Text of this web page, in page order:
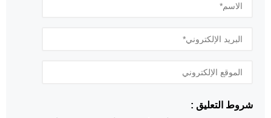
شروط التعليق :